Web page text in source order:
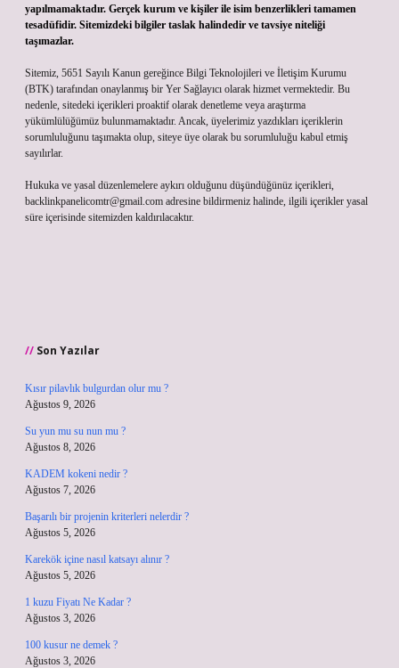
yapılmamaktadır. Gerçek kurum ve kişiler ile isim benzerlikleri tamamen
tesadüfidir. Sitemizdeki bilgiler taslak halindedir ve tavsiye niteliği
taşımazlar.
Sitemiz, 5651 Sayılı Kanun gereğince Bilgi Teknolojileri ve İletişim Kurumu
(BTK) tarafından onaylanmış bir Yer Sağlayıcı olarak hizmet vermektedir. Bu
nedenle, sitedeki içerikleri proaktif olarak denetleme veya araştırma
yükümlülüğümüz bulunmamaktadır. Ancak, üyelerimiz yazdıkları içeriklerin
sorumluluğunu taşımakta olup, siteye üye olarak bu sorumluluğu kabul etmiş
sayılırlar.
Hukuka ve yasal düzenlemelere aykırı olduğunu düşündüğünüz içerikleri,
backlinkpanelicomtr@gmail.com adresine bildirmeniz halinde, ilgili içerikler yasal
süre içerisinde sitemizden kaldırılacaktır.
Son Yazılar
Kısır pilavlık bulgurdan olur mu ?
Ağustos 9, 2026
Su yun mu su nun mu ?
Ağustos 8, 2026
KADEM kokeni nedir ?
Ağustos 7, 2026
Başarılı bir projenin kriterleri nelerdir ?
Ağustos 5, 2026
Karekök içine nasıl katsayı alınır ?
Ağustos 5, 2026
1 kuzu Fiyatı Ne Kadar ?
Ağustos 3, 2026
100 kusur ne demek ?
Ağustos 3, 2026